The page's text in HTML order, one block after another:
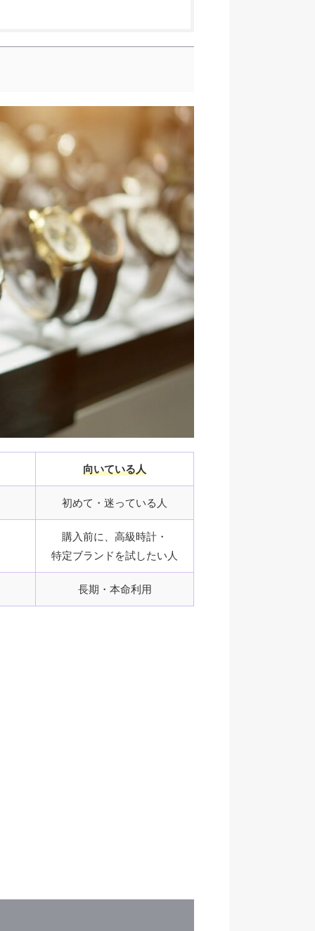
向いている人
初めて・迷っている人
購入前に、高級時計・
特定ブランドを試したい人
長期・本命利用